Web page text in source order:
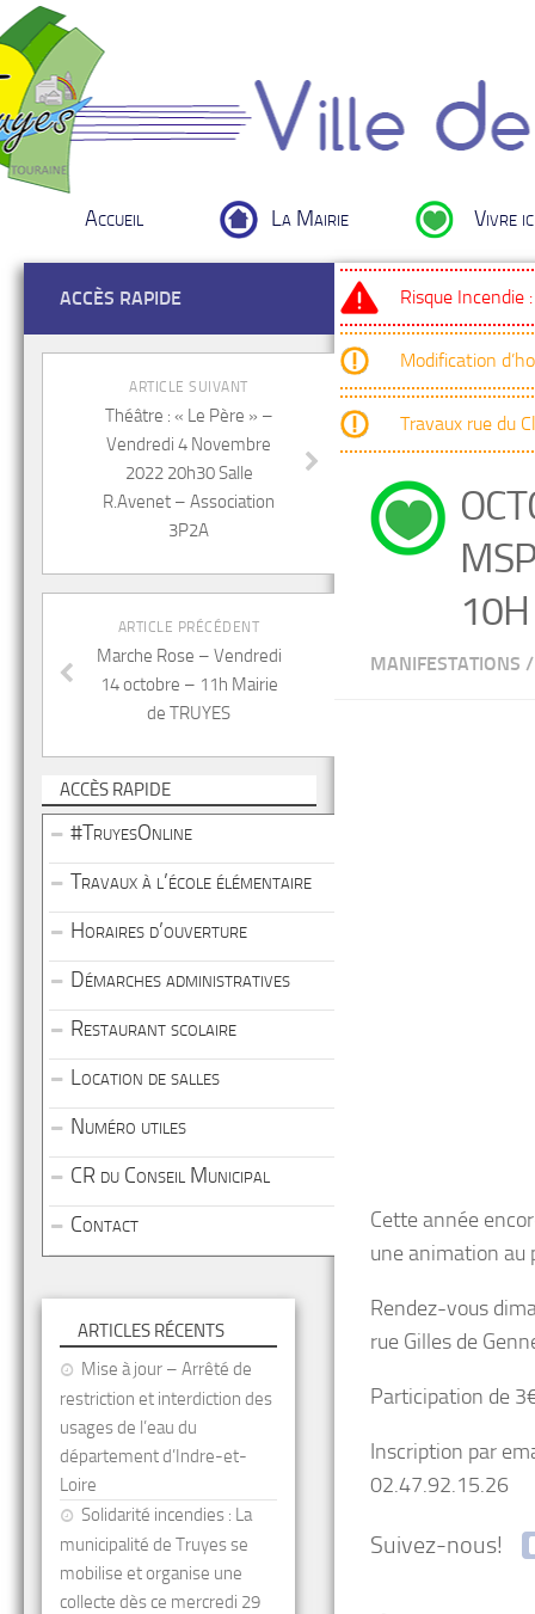
Accueil La Mairie Vivre
Risque Incendie
Modification
Travaux rue du
10H
MANIFESTATIONS /
Cette année
une animation au
Rendez-vous
rue Gilles de
Participation de
Inscription par
02.47.92.15.26
Suivez-nous!
ACCÈS RAPIDE
ARTICLE SUIVANT
Théâtre : « Le Père » –
Vendredi 4 Novembre
2022 20h30 Salle
R.Avenet – Association
3P2A
ARTICLE PRÉCÉDENT
Marche Rose – Vendredi
14 octobre – 11h Mairie
de TRUYES
ACCÈS RAPIDE
#TruyesOnline
Travaux à l’école élémentaire
Horaires d’ouverture
Démarches administratives
Restaurant scolaire
Location de salles
Numéro utiles
CR du Conseil Municipal
Contact
ARTICLES RÉCENTS
Mise à jour – Arrêté de
restriction et interdiction des
usages de l’eau du
département d’Indre-et-
Loire
Solidarité incendies : La
municipalité de Truyes se
mobilise et organise une
collecte dès ce mercredi 29